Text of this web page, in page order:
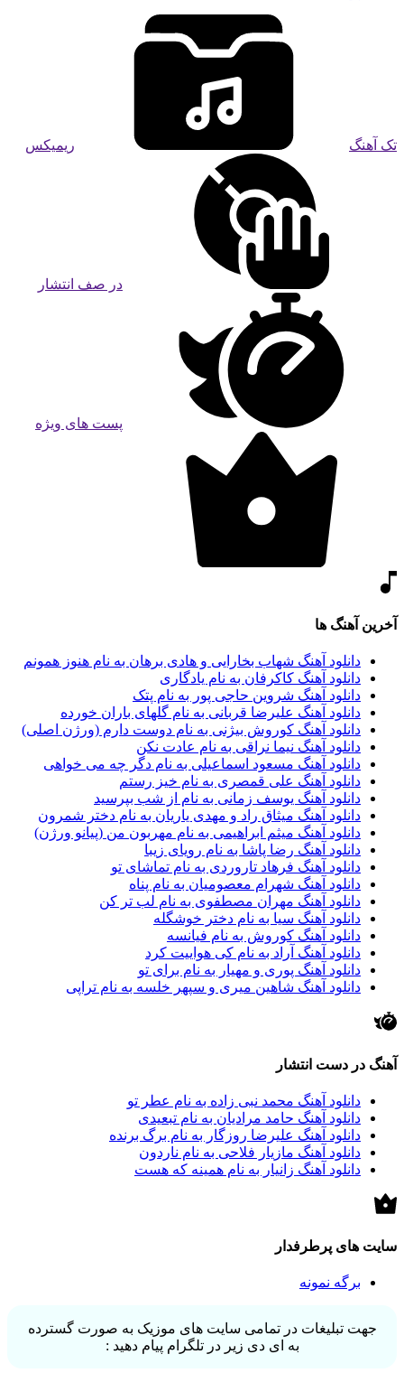
تک آهنگ ریمیکس
در صف انتشار
پست های ویژه
آخرین آهنگ ها
دانلود آهنگ شهاب بخارایی و هادی برهان به نام هنوز همونم
دانلود آهنگ کاکرفان به نام یادگاری
دانلود آهنگ شروین حاجی پور به نام پتک
دانلود آهنگ علیرضا قربانی به نام گلهای باران خورده
دانلود آهنگ کوروش بیژنی به نام دوست دارم (ورژن اصلی)
دانلود آهنگ نیما نراقی به نام عادت نکن
دانلود آهنگ مسعود اسماعیلی به نام دگر چه می خواهی
دانلود آهنگ علی قمصری به نام خیز رستم
دانلود آهنگ یوسف زمانی به نام از شب بپرسید
دانلود آهنگ میثاق راد و مهدی یاریان به نام دختر شمرون
دانلود آهنگ میثم ابراهیمی به نام مهربون من (پیانو ورژن)
دانلود آهنگ رضا پاشا به نام رویای زیبا
دانلود آهنگ فرهاد تاروردی به نام تماشای تو
دانلود آهنگ شهرام معصومیان به نام پناه
دانلود آهنگ مهران مصطفوی به نام لب تر کن
دانلود آهنگ سیا به نام دختر خوشگله
دانلود آهنگ کوروش به نام فیانسه
دانلود آهنگ آراد به نام کی هواییت کرد
دانلود آهنگ پوری و مهیار به نام برای تو
دانلود آهنگ شاهین میری و سپهر خلسه به نام تراپی
آهنگ در دست انتشار
دانلود آهنگ محمد نبی زاده به نام عطر تو
دانلود آهنگ حامد مرادیان به نام تبعیدی
دانلود آهنگ علیرضا روزگار به نام برگ برنده
دانلود آهنگ مازیار فلاحی به نام ناردون
دانلود آهنگ زانیار به نام همینه که هست
سایت های پرطرفدار
برگه نمونه
جهت تبلیغات در تمامی سایت های موزیک به صورت گسترده
به ای دی زیر در تلگرام پیام دهید :